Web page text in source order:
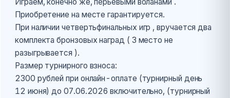
Приобретение на месте гарантируется.
При наличии четвертьфинальных игр , вручается два
комплекта бронзовых наград ( 3 место не
разыгрывается ).
Размер турнирного взноса:
2300 рублей при онлайн-оплате (турнирный день
12 июня) до 07.06.2026 включительно, (турнирный